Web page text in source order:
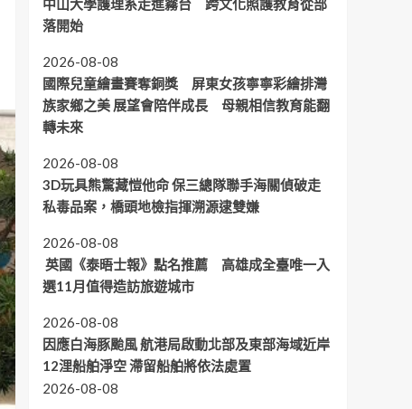
中山大學護理系走進霧台 跨文化照護教育從部
落開始
2026-08-08
國際兒童繪畫賽奪銅獎 屏東女孩寧寧彩繪排灣
族家鄉之美 展望會陪伴成長 母親相信教育能翻
轉未來
2026-08-08
3D玩具熊驚藏愷他命 保三總隊聯手海關偵破走
私毒品案，橋頭地檢指揮溯源逮雙嫌
2026-08-08
英國《泰晤士報》點名推薦 高雄成全臺唯一入
選11月值得造訪旅遊城市
2026-08-08
因應白海豚颱風 航港局啟動北部及東部海域近岸
12浬船舶淨空 滯留船舶將依法處置
2026-08-08